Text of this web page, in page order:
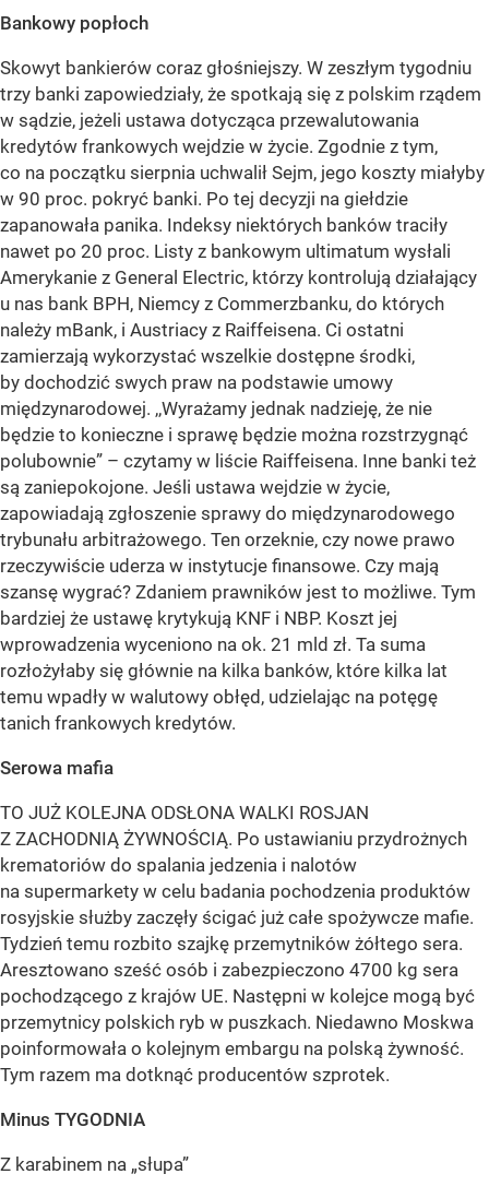
Bankowy popłoch
Skowyt bankierów coraz głośniejszy. W zeszłym tygodniu
trzy banki zapowiedziały, że spotkają się z polskim rządem
w sądzie, jeżeli ustawa dotycząca przewalutowania
kredytów frankowych wejdzie w życie. Zgodnie z tym,
co na początku sierpnia uchwalił Sejm, jego koszty miałyby
w 90 proc. pokryć banki. Po tej decyzji na giełdzie
zapanowała panika. Indeksy niektórych banków traciły
nawet po 20 proc. Listy z bankowym ultimatum wysłali
Amerykanie z General Electric, którzy kontrolują działający
u nas bank BPH, Niemcy z Commerzbanku, do których
należy mBank, i Austriacy z Raiffeisena. Ci ostatni
zamierzają wykorzystać wszelkie dostępne środki,
by dochodzić swych praw na podstawie umowy
międzynarodowej. ,,Wyrażamy jednak nadzieję, że nie
będzie to konieczne i sprawę będzie można rozstrzygnąć
polubownie” – czytamy w liście Raiffeisena. Inne banki też
są zaniepokojone. Jeśli ustawa wejdzie w życie,
zapowiadają zgłoszenie sprawy do międzynarodowego
trybunału arbitrażowego. Ten orzeknie, czy nowe prawo
rzeczywiście uderza w instytucje finansowe. Czy mają
szansę wygrać? Zdaniem prawników jest to możliwe. Tym
bardziej że ustawę krytykują KNF i NBP. Koszt jej
wprowadzenia wyceniono na ok. 21 mld zł. Ta suma
rozłożyłaby się głównie na kilka banków, które kilka lat
temu wpadły w walutowy obłęd, udzielając na potęgę
tanich frankowych kredytów.
Serowa mafia
TO JUŻ KOLEJNA ODSŁONA WALKI ROSJAN
Z ZACHODNIĄ ŻYWNOŚCIĄ. Po ustawianiu przydrożnych
krematoriów do spalania jedzenia i nalotów
na supermarkety w celu badania pochodzenia produktów
rosyjskie służby zaczęły ścigać już całe spożywcze mafie.
Tydzień temu rozbito szajkę przemytników żółtego sera.
Aresztowano sześć osób i zabezpieczono 4700 kg sera
pochodzącego z krajów UE. Następni w kolejce mogą być
przemytnicy polskich ryb w puszkach. Niedawno Moskwa
poinformowała o kolejnym embargu na polską żywność.
Tym razem ma dotknąć producentów szprotek.
Minus TYGODNIA
Z karabinem na „słupa”